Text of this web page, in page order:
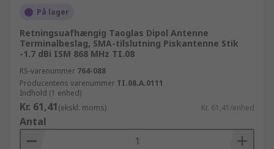
På lager
Retningsuafhængig Taoglas Dipol Antenne
Terminalbeslag, SMA-tilslutning Piskantenne Stik
-1.7 dBi ISM 868 MHz TI.08
RS-varenummer 764-088
Producentens varenummer TI.08.A.0111
Indhold (1 enhed)
Kr. 61,41(ekskl. moms) Kr. 61,41/enhed
Antal